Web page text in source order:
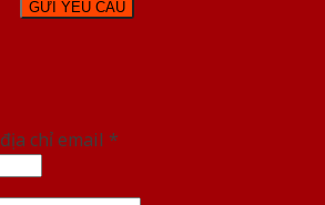
chỉ email *